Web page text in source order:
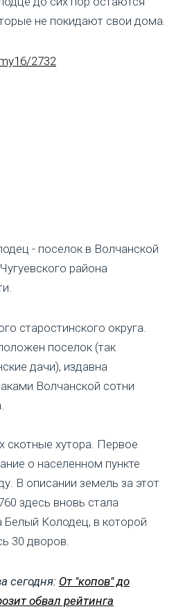
не покидают свои дома.
2732
- поселок в Волчанской
района
старостинского округа.
поселок (так
дачи), издавна
Волчанской сотни
скотные хутора. Первое
о населенном пункте
В описании земель за этот
здесь вновь стала
Белый Колодец, в которой
30 дворов.
сегодня: От "копов" до
обвал рейтинга